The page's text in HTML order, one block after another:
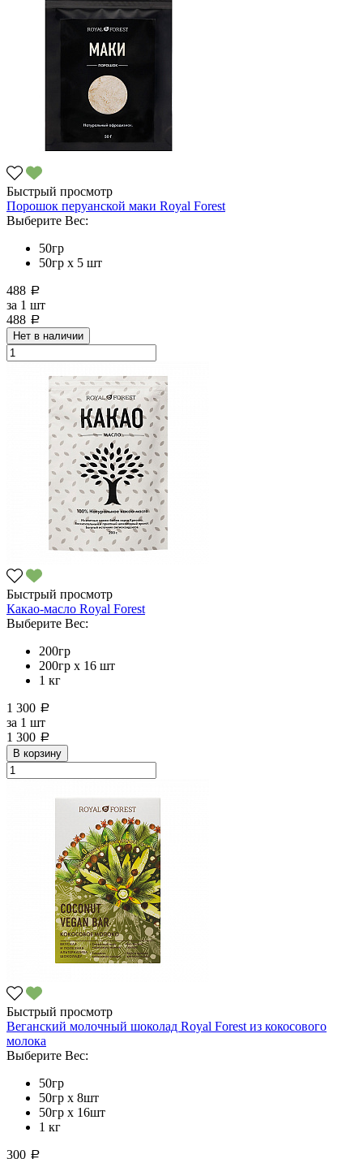
Быстрый просмотр
Порошок перуанской маки Royal Forest
Выберите Вес:
50гр
50гр х 5 шт
488 a
за 1 шт
488 a
Нет в наличии
Быстрый просмотр
Какао-масло Royal Forest
Выберите Вес:
200гр
200гр х 16 шт
1 кг
1 300 a
за 1 шт
1 300 a
В корзину
Быстрый просмотр
Веганский молочный шоколад Royal Forest из кокосового
молока
Выберите Вес:
50гр
50гр х 8шт
50гр х 16шт
1 кг
300 a